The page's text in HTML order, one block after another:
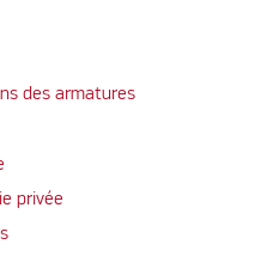
des armatures
privée